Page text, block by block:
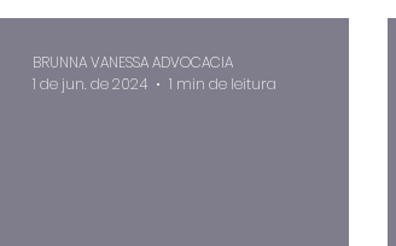
BRUNNA VANESSA ADVOCACIA
1 de jun. de 2024
1 min de leitura